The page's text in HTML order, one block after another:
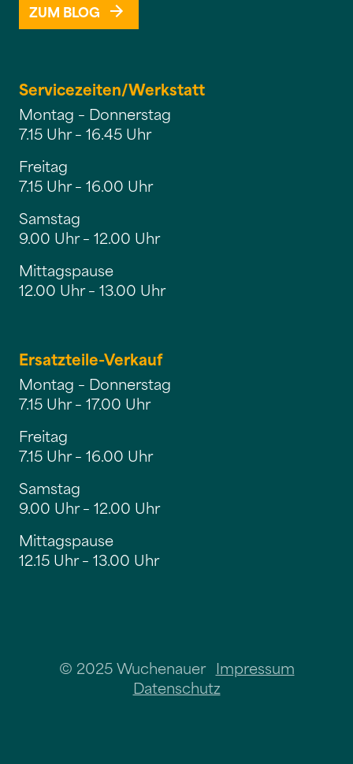
ZUM BLOG
Servicezeiten/Werkstatt
Montag – Donnerstag
7.15 Uhr – 16.45 Uhr
Freitag
7.15 Uhr – 16.00 Uhr
Samstag
9.00 Uhr – 12.00 Uhr
Mittagspause
12.00 Uhr – 13.00 Uhr
Ersatzteile-Verkauf
Montag – Donnerstag
7.15 Uhr – 17.00 Uhr
Freitag
7.15 Uhr – 16.00 Uhr
Samstag
9.00 Uhr – 12.00 Uhr
Mittagspause
12.15 Uhr – 13.00 Uhr
© 2025 Wuchenauer Impressum
Datenschutz